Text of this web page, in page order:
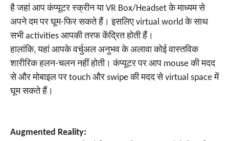
है जहां आप कंप्यूटर स्क्रीन या VR Box/Headset के माध्यम से
अपने दम पर घूम-फिर सकते हैं। इसलिए virtual world के साथ
सभी activities आपकी तरफ केंद्रित होती हैं।
हालांकि, यहां आपके वर्चुअल अनुभव के अलावा कोई वास्तविक
शारीरिक हलन-चलन नहीं होती। कंप्यूटर पर आप mouse की मदद
से और मोबाइल पर touch और swipe की मदद से virtual space में
घूम सकते हैं।
Augmented Reality: